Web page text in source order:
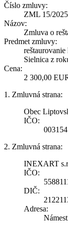
Číslo zmluvy:
ZML 15/2025
Názov:
Zmluva o
Predmet zmluvy:
Sielnica z
Cena:
2 300,00
1. Zmluvná strana:
Obec
IČO:
2. Zmluvná strana:
INEXART
IČO:
DIČ:
Adresa: